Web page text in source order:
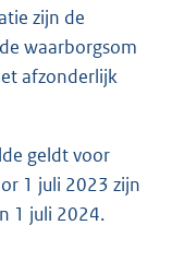
zijn de
waarborgsom
afzonderlijk
geldt voor
1 juli 2023 zijn
1 juli 2024.